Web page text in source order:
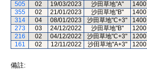
505
02 19/03/2023 沙田草地"A" 1400
355
02 21/01/2023 沙田草地"B" 1400
314
04 08/01/2023 沙田草地"C+3" 1400
273
03 24/12/2022 沙田草地"B" 1200
216
02 04/12/2022 沙田草地"C+3" 1200
161
02 12/11/2022 沙田草地"A+3" 1200
備註: